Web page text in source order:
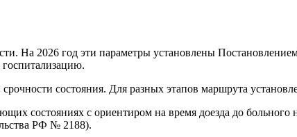
На 2026 год эти параметры установлены
состояния. Для разных этапов маршрута
состояниях с ориентиром на время доезда до больного
РФ № 2188).